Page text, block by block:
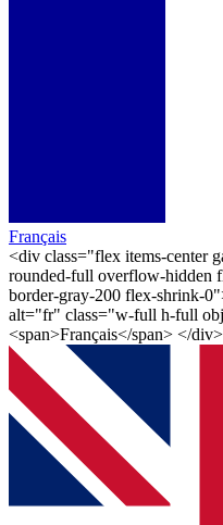
Français
<div class="flex items-center
rounded-full overflow-hidden
border-gray-200 flex-shrink-
alt="fr" class="w-full h-full
<span>Français</span> </div>